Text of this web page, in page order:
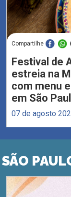
Compartilhe
Festival de
estreia na
com menu
em São
07 de agosto